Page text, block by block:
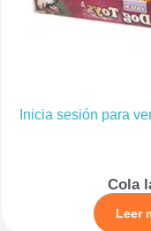
Inicia sesión para
Cola
Leer